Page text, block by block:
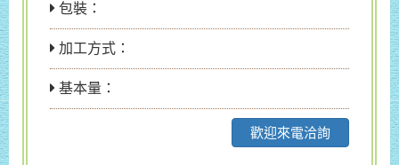
包裝：
加工方式：
基本量：
歡迎來電洽詢